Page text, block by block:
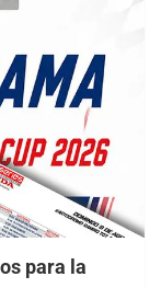
para la